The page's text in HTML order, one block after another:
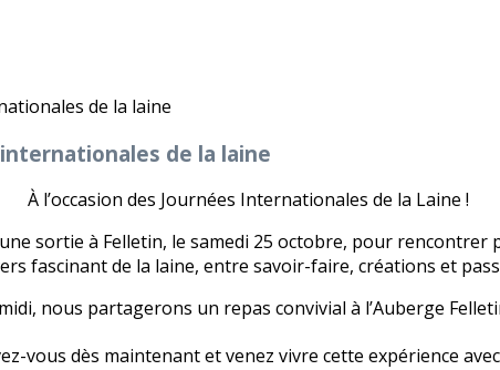
de la laine
À l’occasion des Journées Internationales de la Laine !
sortie à Felletin, le samedi 25 octobre, pour rencontrer
fascinant de la laine, entre savoir-faire, créations et
nous partagerons un repas convivial à l’Auberge
vous dès maintenant et venez vivre cette expérience